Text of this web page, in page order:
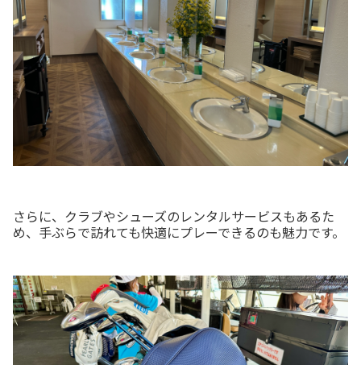
さらに、クラブやシューズのレンタルサービスもあるた
め、手ぶらで訪れても快適にプレーできるのも魅力です。